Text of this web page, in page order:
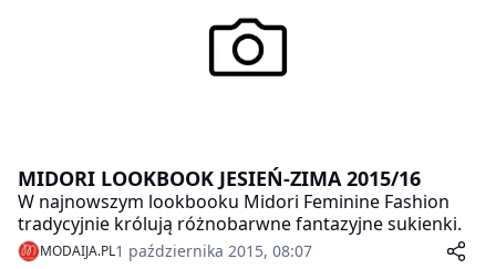
MIDORI LOOKBOOK JESIEŃ-ZIMA 2015/16
W najnowszym lookbooku Midori Feminine Fashion
tradycyjnie królują różnobarwne fantazyjne sukienki.
MODAIJA.PL1 października 2015, 08:07